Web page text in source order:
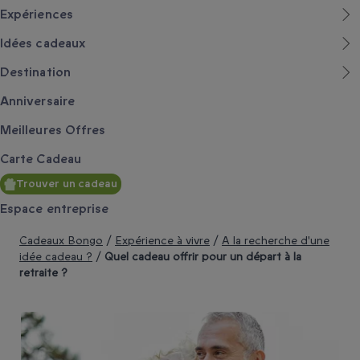
Expériences
Idées cadeaux
Destination
Anniversaire
Meilleures Offres
Carte Cadeau
Trouver un cadeau
Espace entreprise
Cadeaux Bongo / Expérience à vivre / A la recherche d'une
idée cadeau ? / Quel cadeau offrir pour un départ à la
retraite ?